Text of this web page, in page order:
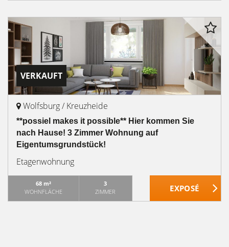
VERKAUFT
Wolfsburg / Kreuzheide
**possiel makes it possible** Hier kommen Sie
nach Hause! 3 Zimmer Wohnung auf
Eigentumsgrundstück!
Etagenwohnung
68 m²
WOHNFLÄCHE
3
ZIMMER